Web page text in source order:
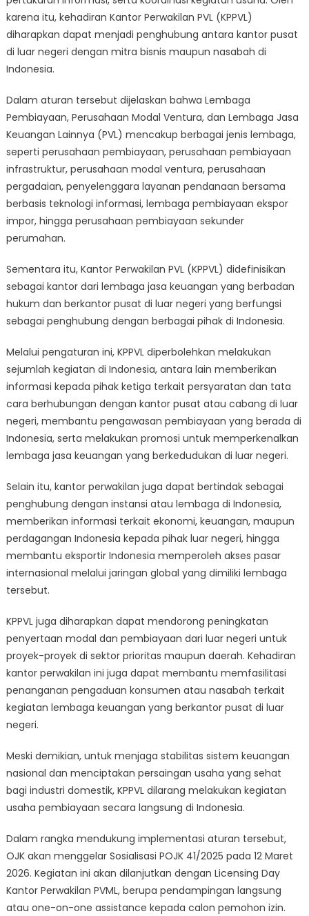
karena itu, kehadiran Kantor Perwakilan PVL (KPPVL)
diharapkan dapat menjadi penghubung antara kantor pusat
di luar negeri dengan mitra bisnis maupun nasabah di
Indonesia.
Dalam aturan tersebut dijelaskan bahwa Lembaga
Pembiayaan, Perusahaan Modal Ventura, dan Lembaga Jasa
Keuangan Lainnya (PVL) mencakup berbagai jenis lembaga,
seperti perusahaan pembiayaan, perusahaan pembiayaan
infrastruktur, perusahaan modal ventura, perusahaan
pergadaian, penyelenggara layanan pendanaan bersama
berbasis teknologi informasi, lembaga pembiayaan ekspor
impor, hingga perusahaan pembiayaan sekunder
perumahan.
Sementara itu, Kantor Perwakilan PVL (KPPVL) didefinisikan
sebagai kantor dari lembaga jasa keuangan yang berbadan
hukum dan berkantor pusat di luar negeri yang berfungsi
sebagai penghubung dengan berbagai pihak di Indonesia.
Melalui pengaturan ini, KPPVL diperbolehkan melakukan
sejumlah kegiatan di Indonesia, antara lain memberikan
informasi kepada pihak ketiga terkait persyaratan dan tata
cara berhubungan dengan kantor pusat atau cabang di luar
negeri, membantu pengawasan pembiayaan yang berada di
Indonesia, serta melakukan promosi untuk memperkenalkan
lembaga jasa keuangan yang berkedudukan di luar negeri.
Selain itu, kantor perwakilan juga dapat bertindak sebagai
penghubung dengan instansi atau lembaga di Indonesia,
memberikan informasi terkait ekonomi, keuangan, maupun
perdagangan Indonesia kepada pihak luar negeri, hingga
membantu eksportir Indonesia memperoleh akses pasar
internasional melalui jaringan global yang dimiliki lembaga
tersebut.
KPPVL juga diharapkan dapat mendorong peningkatan
penyertaan modal dan pembiayaan dari luar negeri untuk
proyek-proyek di sektor prioritas maupun daerah. Kehadiran
kantor perwakilan ini juga dapat membantu memfasilitasi
penanganan pengaduan konsumen atau nasabah terkait
kegiatan lembaga keuangan yang berkantor pusat di luar
negeri.
Meski demikian, untuk menjaga stabilitas sistem keuangan
nasional dan menciptakan persaingan usaha yang sehat
bagi industri domestik, KPPVL dilarang melakukan kegiatan
usaha pembiayaan secara langsung di Indonesia.
Dalam rangka mendukung implementasi aturan tersebut,
OJK akan menggelar Sosialisasi POJK 41/2025 pada 12 Maret
2026. Kegiatan ini akan dilanjutkan dengan Licensing Day
Kantor Perwakilan PVML, berupa pendampingan langsung
atau one-on-one assistance kepada calon pemohon izin.